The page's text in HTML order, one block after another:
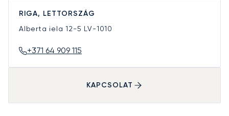
RIGA, LETTORSZÁG
Alberta iela 12-5 LV-1010
+371 64 909 115
KAPCSOLAT